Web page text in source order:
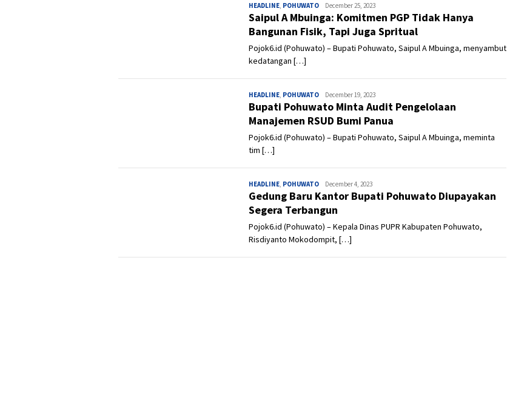
HEADLINE, POHUWATO Admin
December 25, 2023
Saipul A Mbuinga: Komitmen PGP Tidak Hanya
Bangunan Fisik, Tapi Juga Spritual
Pojok6.id (Pohuwato) – Bupati Pohuwato, Saipul A Mbuinga, menyambut
kedatangan […]
HEADLINE, POHUWATO Admin
December 19, 2023
Bupati Pohuwato Minta Audit Pengelolaan
Manajemen RSUD Bumi Panua
Pojok6.id (Pohuwato) – Bupati Pohuwato, Saipul A Mbuinga, meminta
tim […]
HEADLINE, POHUWATO Admin
December 4, 2023
Gedung Baru Kantor Bupati Pohuwato Diupayakan
Segera Terbangun
Pojok6.id (Pohuwato) – Kepala Dinas PUPR Kabupaten Pohuwato,
Risdiyanto Mokodompit, […]